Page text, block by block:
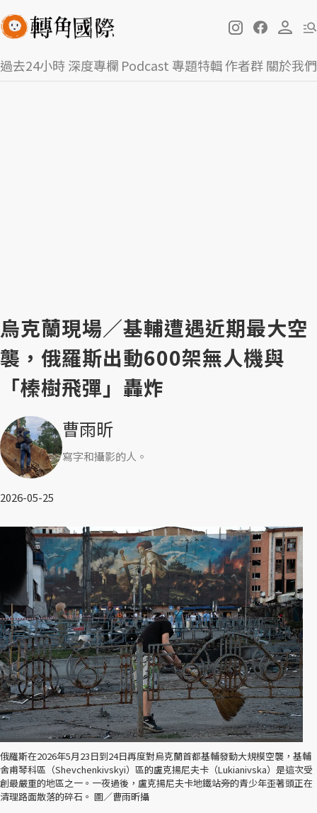
過去24小時深度專欄 Podcast 專題特輯作者群關於我們
烏克蘭現場／基輔遭遇近期最大空
襲，俄羅斯出動600架無人機與
「榛樹飛彈」轟炸
曹雨昕
寫字和攝影的人。
2026-05-25
俄羅斯在2026年5月23日到24日再度對烏克蘭首都基輔發動大規模空襲，基輔
舍甫琴科區（Shevchenkivskyi）區的盧克揚尼夫卡（Lukianivska）是這次受
創最嚴重的地區之一。一夜過後，盧克揚尼夫卡地鐵站旁的青少年歪著頭正在
清理路面散落的碎石。 圖／曹雨昕攝